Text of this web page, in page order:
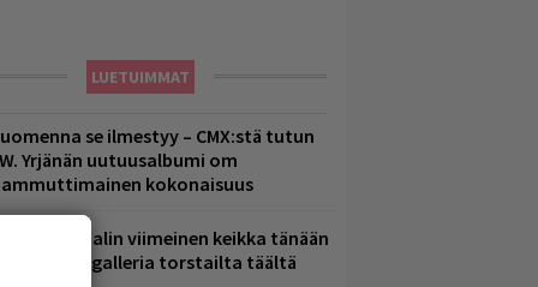
LUETUIMMAT
se ilmestyy – CMX:stä tutun
Yrjänän uutuusalbumi om
kokonaisuus
Eppu Normaalin viimeinen keikka tänään
katso kuvagalleria torstailta täältä